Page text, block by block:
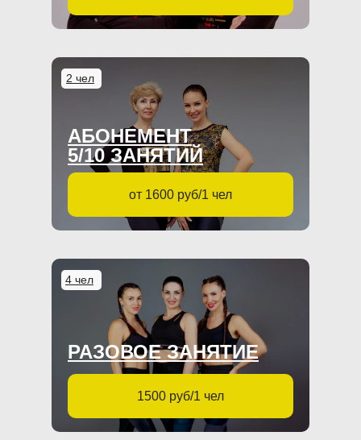
АБОНЕМЕНТ
5/10 ЗАНЯТИЙ
от 1600 руб/1 чел
РАЗОВОЕ ЗАНЯТИЕ
1500 руб/1 чел
4 чел
2 чел